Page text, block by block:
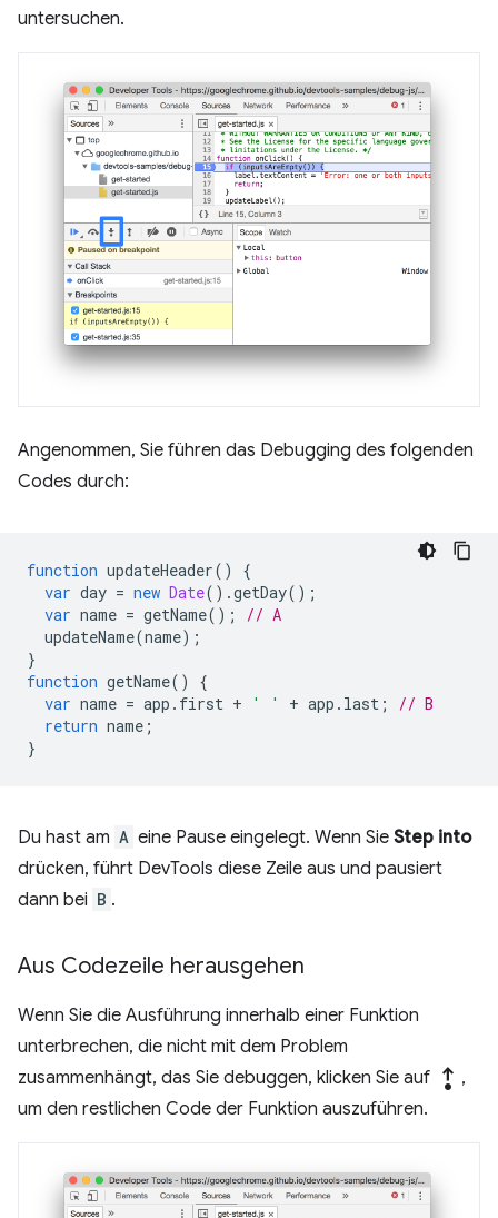
untersuchen.
Angenommen, Sie führen das Debugging des folgenden
Codes durch:
function updateHeader()
{
var day = new Date().getDay();
var name = getName();
// A
updateName(name);
}
function getName()
{
var name = app . first + ' ' + app . last ;
// B
return name ;
}
Du hast am A eine Pause eingelegt. Wenn Sie Step into
drücken, führt DevTools diese Zeile aus und pausiert
dann bei B .
Aus Codezeile herausgehen
Wenn Sie die Ausführung innerhalb einer Funktion
unterbrechen, die nicht mit dem Problem
zusammenhängt, das Sie debuggen, klicken Sie auf step_out ,
um den restlichen Code der Funktion auszuführen.